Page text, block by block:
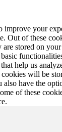
improve your
Out of these
are stored on
help us
will be
have the
of these